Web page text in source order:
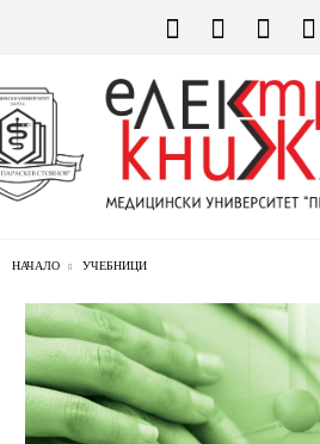
НАЧАЛО УЧЕБНИЦИ